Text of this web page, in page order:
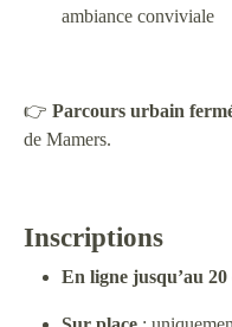
ambiance conviviale
👉 Parcours urbain
de Mamers.
Inscriptions
En ligne jusqu’au